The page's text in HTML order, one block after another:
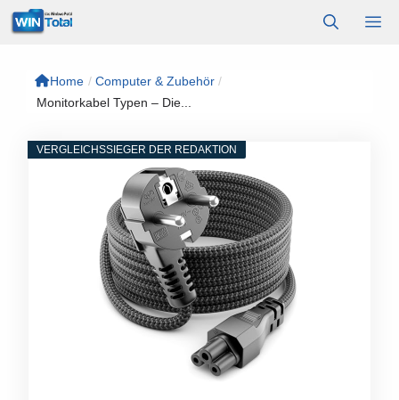
Zum
Inhalt
Home / Computer & Zubehör /
Monitorkabel Typen – Die...
VERGLEICHSSIEGER DER REDAKTION